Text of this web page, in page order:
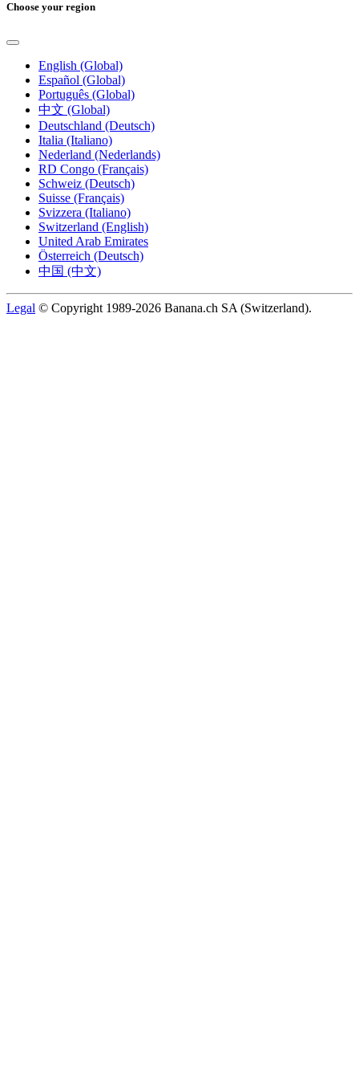
Choose your region
English (Global)
Español (Global)
Português (Global)
中文 (Global)
Deutschland (Deutsch)
Italia (Italiano)
Nederland (Nederlands)
RD Congo (Français)
Schweiz (Deutsch)
Suisse (Français)
Svizzera (Italiano)
Switzerland (English)
United Arab Emirates
Österreich (Deutsch)
中国 (中文)
Legal © Copyright 1989-2026 Banana.ch SA (Switzerland).